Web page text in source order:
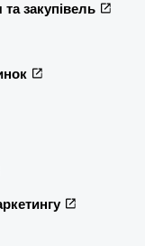
закупівель